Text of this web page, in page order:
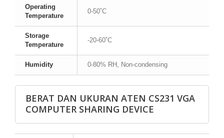
Operating
Temperature
0-50˚C
Storage
Temperature
-20-60˚C
Humidity 0-80% RH, Non-condensing
BERAT DAN UKURAN ATEN CS231 VGA
COMPUTER SHARING DEVICE